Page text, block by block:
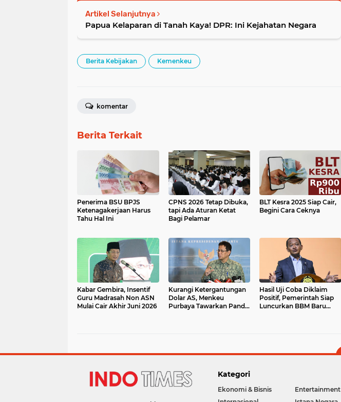
Artikel Selanjutnya
Papua Kelaparan di Tanah Kaya! DPR: Ini Kejahatan Negara
Berita Kebijakan Kemenkeu
komentar
Berita Terkait
Penerima BSU BPJS
Ketenagakerjaan Harus
Tahu Hal Ini
CPNS 2026 Tetap Dibuka,
tapi Ada Aturan Ketat
Bagi Pelamar
BLT Kesra 2025 Siap Cair,
Begini Cara Ceknya
Kabar Gembira, Insentif
Guru Madrasah Non ASN
Mulai Cair Akhir Juni 2026
Kurangi Ketergantungan
Dolar AS, Menkeu
Purbaya Tawarkan Panda
Hasil Uji Coba Diklaim
Positif, Pemerintah Siap
Luncurkan BBM Baru
Kategori
Ekonomi & Bisnis Entertainment